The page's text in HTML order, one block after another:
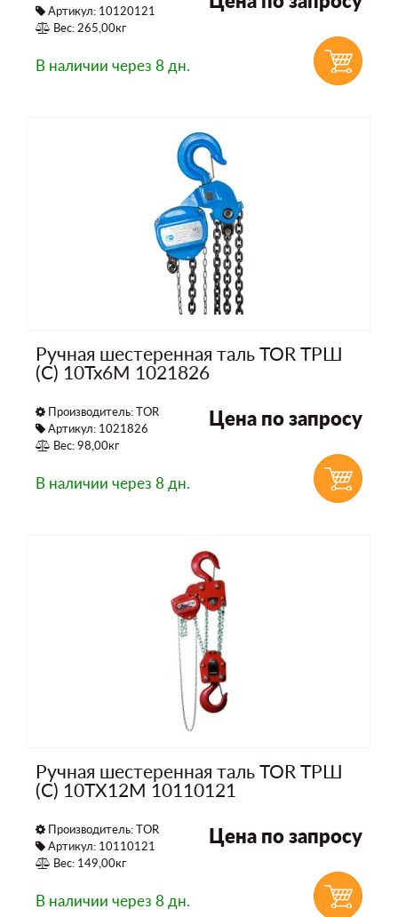
Артикул: 10120121
Вес: 265,00кг
В наличии через 8 дн.
Ручная шестеренная таль TOR ТРШ
(C) 10Тх6М 1021826
Производитель:TOR
Артикул: 1021826
Вес: 98,00кг
Цена по запросу
В наличии через 8 дн.
Ручная шестеренная таль TOR ТРШ
(C) 10ТХ12М 10110121
Производитель:TOR
Артикул: 10110121
Вес: 149,00кг
Цена по запросу
В наличии через 8 дн.